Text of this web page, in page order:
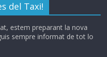
del Taxi!
estem preparant la nova
sempre informat de tot lo